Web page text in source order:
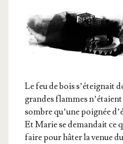
Le feu de bois s’é­tei­gnait
grandes flammes
sombre qu’une poi­gnée
Et Marie se deman­dait ce
faire pour hâter la venue